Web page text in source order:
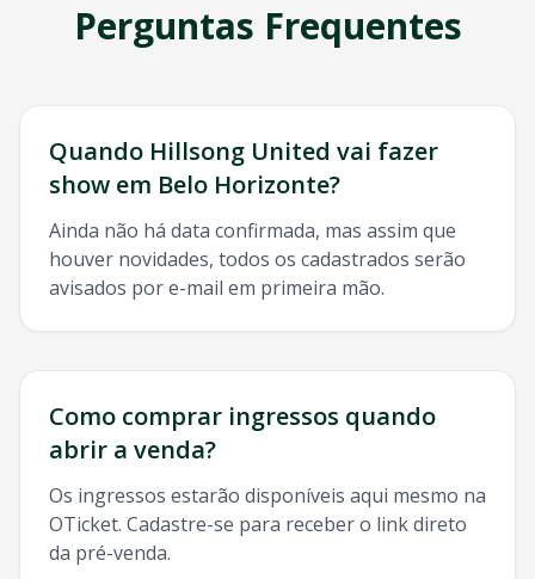
Perguntas Frequentes
Quando Hillsong United vai fazer
show em Belo Horizonte?
Ainda não há data confirmada, mas assim que
houver novidades, todos os cadastrados serão
avisados por e-mail em primeira mão.
Como comprar ingressos quando
abrir a venda?
Os ingressos estarão disponíveis aqui mesmo na
OTicket. Cadastre-se para receber o link direto
da pré-venda.